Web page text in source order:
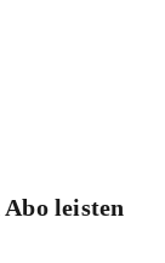
leisten